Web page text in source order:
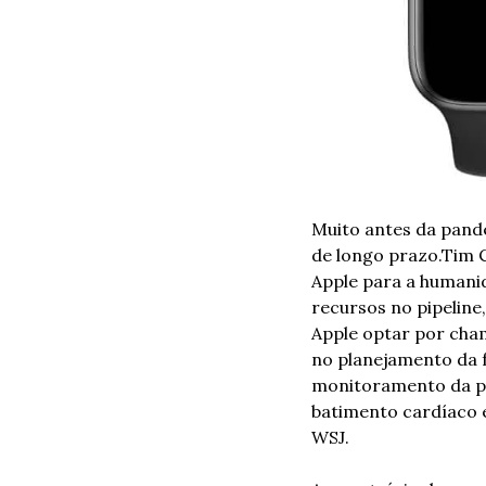
Muito antes da
de longo prazo.Tim
Apple para a
recursos no
Apple optar por
no planejamento da
monitoramento da
batimento cardíaco
WSJ.